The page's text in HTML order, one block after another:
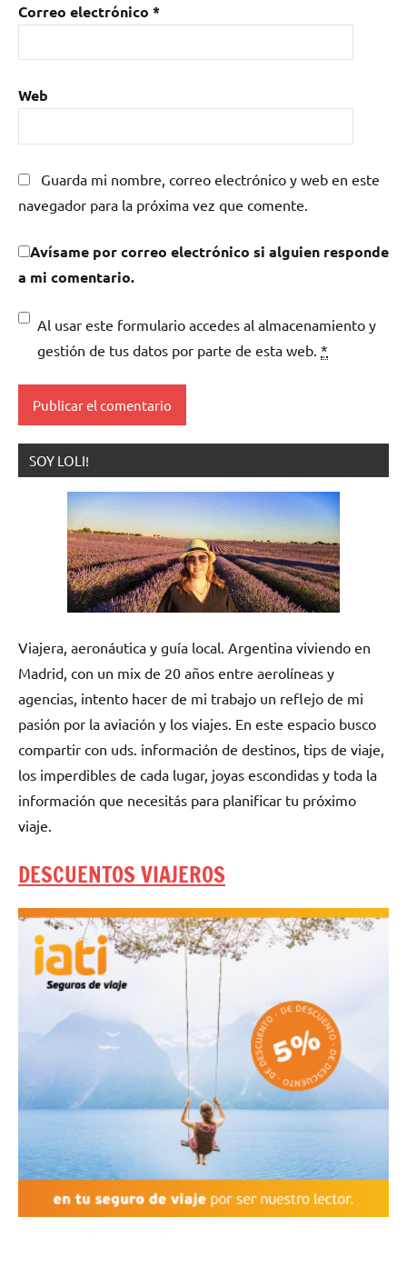
Correo electrónico *
Web
Guarda mi nombre, correo electrónico y web en este
navegador para la próxima vez que comente.
Avísame por correo electrónico si alguien responde
a mi comentario.
Al usar este formulario accedes al almacenamiento y
gestión de tus datos por parte de esta web. *
SOY LOLI!
Viajera, aeronáutica y guía local. Argentina viviendo en
Madrid, con un mix de 20 años entre aerolíneas y
agencias, intento hacer de mi trabajo un reflejo de mi
pasión por la aviación y los viajes. En este espacio busco
compartir con uds. información de destinos, tips de viaje,
los imperdibles de cada lugar, joyas escondidas y toda la
información que necesitás para planificar tu próximo
viaje.
DESCUENTOS VIAJEROS